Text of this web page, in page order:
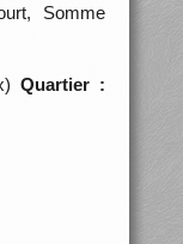
Somme
Quartier :